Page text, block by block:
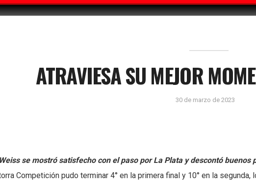
ATRAVIESA SU MEJOR
30 de marzo de 2023
se mostró satisfecho con el paso por La Plata y descontó buenos
Competición pudo terminar 4° en la primera final y 10° en la